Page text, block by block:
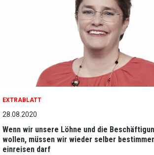
EXTRABLATT
28.08.2020
Wenn wir unsere Löhne und die
wollen, müssen wir wieder selber
einreisen darf